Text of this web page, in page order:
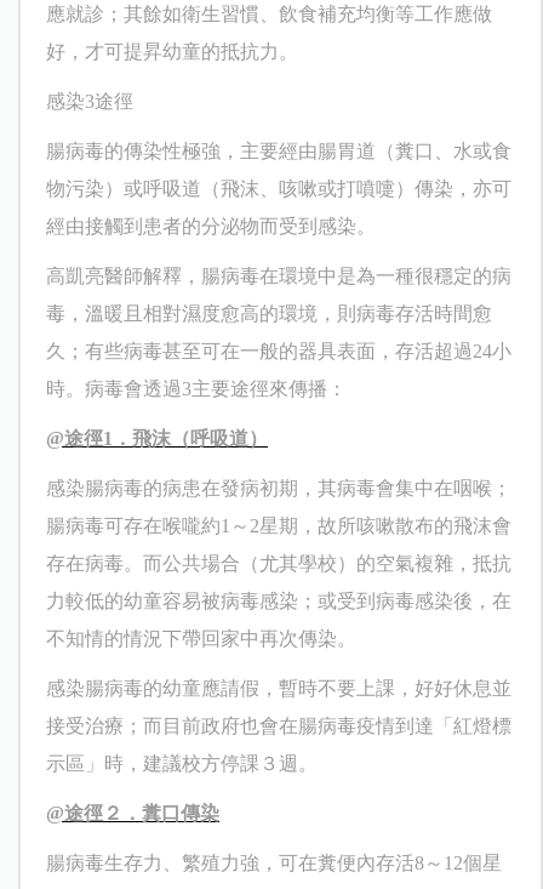
應就診；其餘如衛生習慣、飲食補充均衡等工作應做
好，才可提昇幼童的抵抗力。
感染3途徑
腸病毒的傳染性極強，主要經由腸胃道（糞口、水或食
物污染）或呼吸道（飛沫、咳嗽或打噴嚏）傳染，亦可
經由接觸到患者的分泌物而受到感染。
高凱亮醫師解釋，腸病毒在環境中是為一種很穩定的病
毒，溫暖且相對濕度愈高的環境，則病毒存活時間愈
久；有些病毒甚至可在一般的器具表面，存活超過24小
時。病毒會透過3主要途徑來傳播：
@途徑1 ．飛沫（呼吸道）
感染腸病毒的病患在發病初期，其病毒會集中在咽喉；
腸病毒可存在喉嚨約1 ～ 2星期，故所咳嗽散布的飛沫會
存在病毒。而公共場合（尤其學校）的空氣複雜，抵抗
力較低的幼童容易被病毒感染；或受到病毒感染後，在
不知情的情況下帶回家中再次傳染。
感染腸病毒的幼童應請假，暫時不要上課，好好休息並
接受治療；而目前政府也會在腸病毒疫情到達「紅燈標
示區」時，建議校方停課３週。
@途徑２．糞口傳染
腸病毒生存力、繁殖力強，可在糞便內存活8～ 12個星